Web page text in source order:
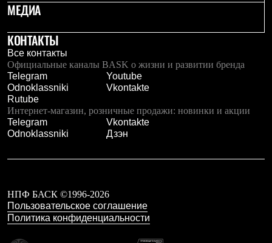
Флисовая одежда
Куртки
Брюки
Жилеты
Комбинезоны
Термобелье
Комплект термобелья
Снаряжение
Палатки и тенты
Палатки
Тенты
Аксессуары для палаток
Экспедиционные
Городские
Аксессуары для рюкзаков
Спальные мешки
Пуховые
Комбинированные
МЕДИА
КОНТАКТЫ
Все контакты
Официальные каналы BASK о жизни и развитии бренда
Telegram
Youtube
Odnoklassniki
Vkontakte
Rutube
Интернет-магазин, розничные продажи: новинки и акции
Telegram
Vkontakte
Odnoklassniki
Дзэн
НПФ БАСК ©1996-2026
Пользовательское соглашение
Политика конфиденциальности